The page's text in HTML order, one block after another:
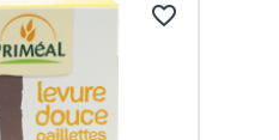
favorite_border